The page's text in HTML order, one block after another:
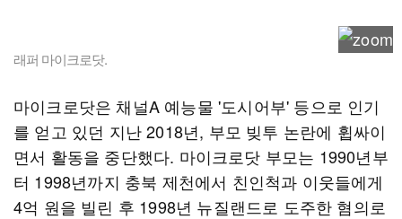
래퍼 마이크로닷.
마이크로닷은 채널A 예능물 '도시어부' 등으로 인기
를 얻고 있던 지난 2018년, 부모 빚투 논란에 휩싸이
면서 활동을 중단했다. 마이크로닷 부모는 1990년부
터 1998년까지 충북 제천에서 친인척과 이웃들에게
4억 원을 빌린 후 1998년 뉴질랜드로 도주한 혐의로